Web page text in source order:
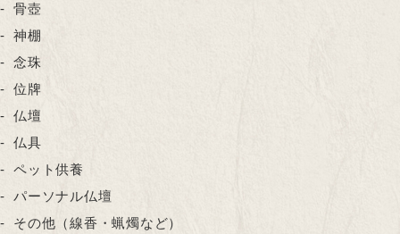
骨壺
神棚
念珠
位牌
仏壇
仏具
ペット供養
パーソナル仏壇
その他（線香・蝋燭など）